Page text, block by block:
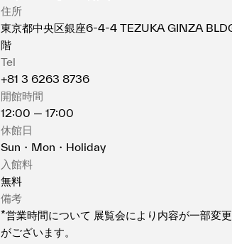
住所
東京都中央区銀座6-4-4 TEZUKA GINZA
階
Tel
+81 3 6263 8736
開館時間
12:00 — 17:00
休館日
Sun・Mon・Holiday
入館料
無料
備考
*営業時間について 展覧会により内容が一部変
がございます。